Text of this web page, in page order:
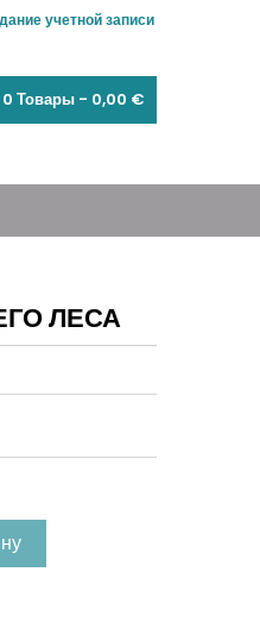
учетной записи
0 Товары - 0,00 €
ЛЕСА